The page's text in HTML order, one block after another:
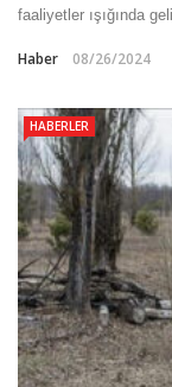
faaliyetler ışığında
Haber 08/26/2024
HABERLER